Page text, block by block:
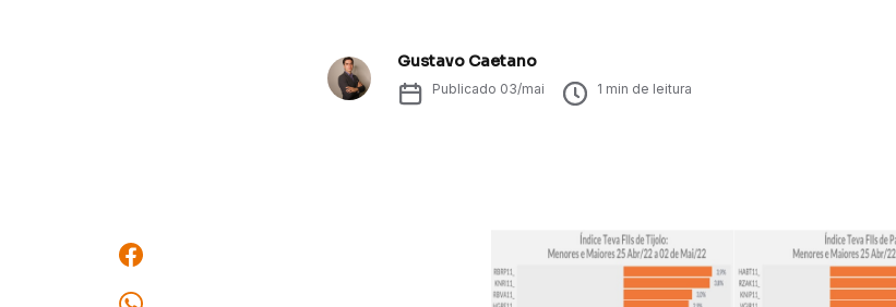
Gustavo Caetano
Publicado 03/mai 1 min de leitura